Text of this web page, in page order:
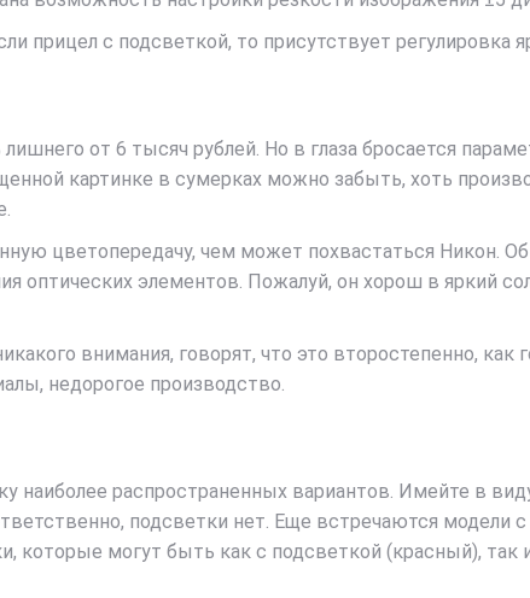
прицел с подсветкой, то присутствует регулировка
от 6 тысяч рублей. Но в глаза бросается
картинке в сумерках можно забыть, хоть
цветопередачу, чем может похвастаться Никон.
оптических элементов. Пожалуй, он хорош в яркий
внимания, говорят, что это второстепенно, как
недорогое производство.
наиболее распространенных вариантов. Имейте в
подсветки нет. Еще встречаются модели
могут быть как с подсветкой (красный), так